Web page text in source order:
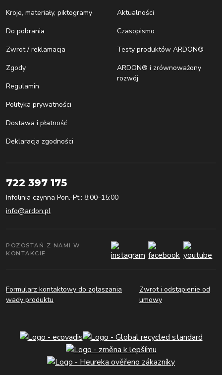
Kroje, materiały, piktogramy
Do pobrania
Zwrot / reklamacja
Zgody
Regulamin
Polityka prywatności
Dostawa i płatność
Deklaracja zgodności
Aktualności
Czasopismo
Testy produktów ARDON®
ARDON® i zrównoważony
rozwój
722 397 175
Infolinia czynna Pon.-Pt.: 8:00–15:00
info@ardon.pl
POZOSTAŃ Z NAMI W
KONTAKCIE
Formularz kontaktowy do zgłaszania
wady produktu
Zwrot i odstąpienie od
umowy